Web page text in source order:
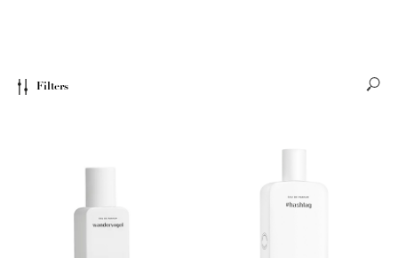
Filters